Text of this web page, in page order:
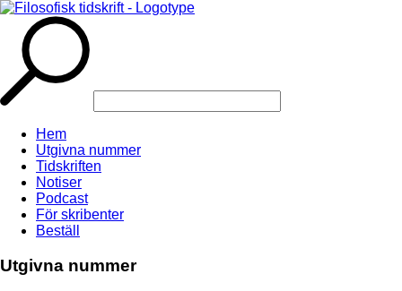
Hem
Utgivna nummer
Tidskriften
Notiser
Podcast
För skribenter
Beställ
Utgivna nummer